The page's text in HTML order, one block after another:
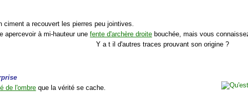
ciment a recouvert les pierres peu jointives.
apercevoir à mi-hauteur unefente d'archère droite bouchée, mais vous
Y a t il d'autres traces prouvant son origine ?
de l'ombre que la vérité se cache.